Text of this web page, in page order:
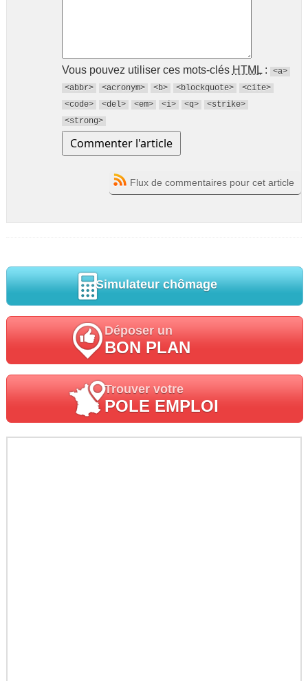
Vous pouvez utiliser ces mots-clés HTML:
<a>
<abbr>
<acronym> <b> <blockquote>
<cite>
<code>
<del> <em> <i> <q>
<strike>
<strong>
Flux de commentaires pour cet article
Simulateur chômage
Déposer un
BON PLAN
Trouver votre
POLE EMPLOI